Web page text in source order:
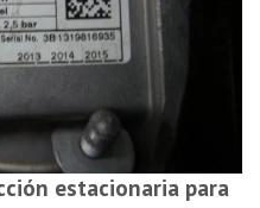
estacionaria para